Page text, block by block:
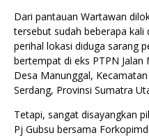
Dari pantauan Wartawan
tersebut sudah beberapa
perihal lokasi diduga sarang
bertempat di eks PTPN Jalan
Desa Manunggal,
Serdang, Provinsi Sumatra
Tetapi, sangat disayangkan
Pj Gubsu bersama